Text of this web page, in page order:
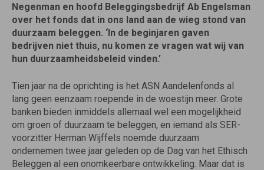
Negenman en hoofd Beleggingsbedrijf Ab Engelsman
over het fonds dat in ons land aan de wieg stond van
duurzaam beleggen. ‘In de beginjaren gaven
bedrijven niet thuis, nu komen ze vragen wat wij van
hun duurzaamheidsbeleid vinden.’
Tien jaar na de oprichting is het ASN Aandelenfonds al
lang geen eenzaam roepende in de woestijn meer. Grote
banken bieden inmiddels allemaal wel een mogelijkheid
om groen of duurzaam te beleggen, en iemand als SER-
voorzitter Herman Wijffels noemde duurzaam
ondernemen twee jaar geleden op de Dag van het Ethisch
Beleggen al een onomkeerbare ontwikkeling. Maar dat is